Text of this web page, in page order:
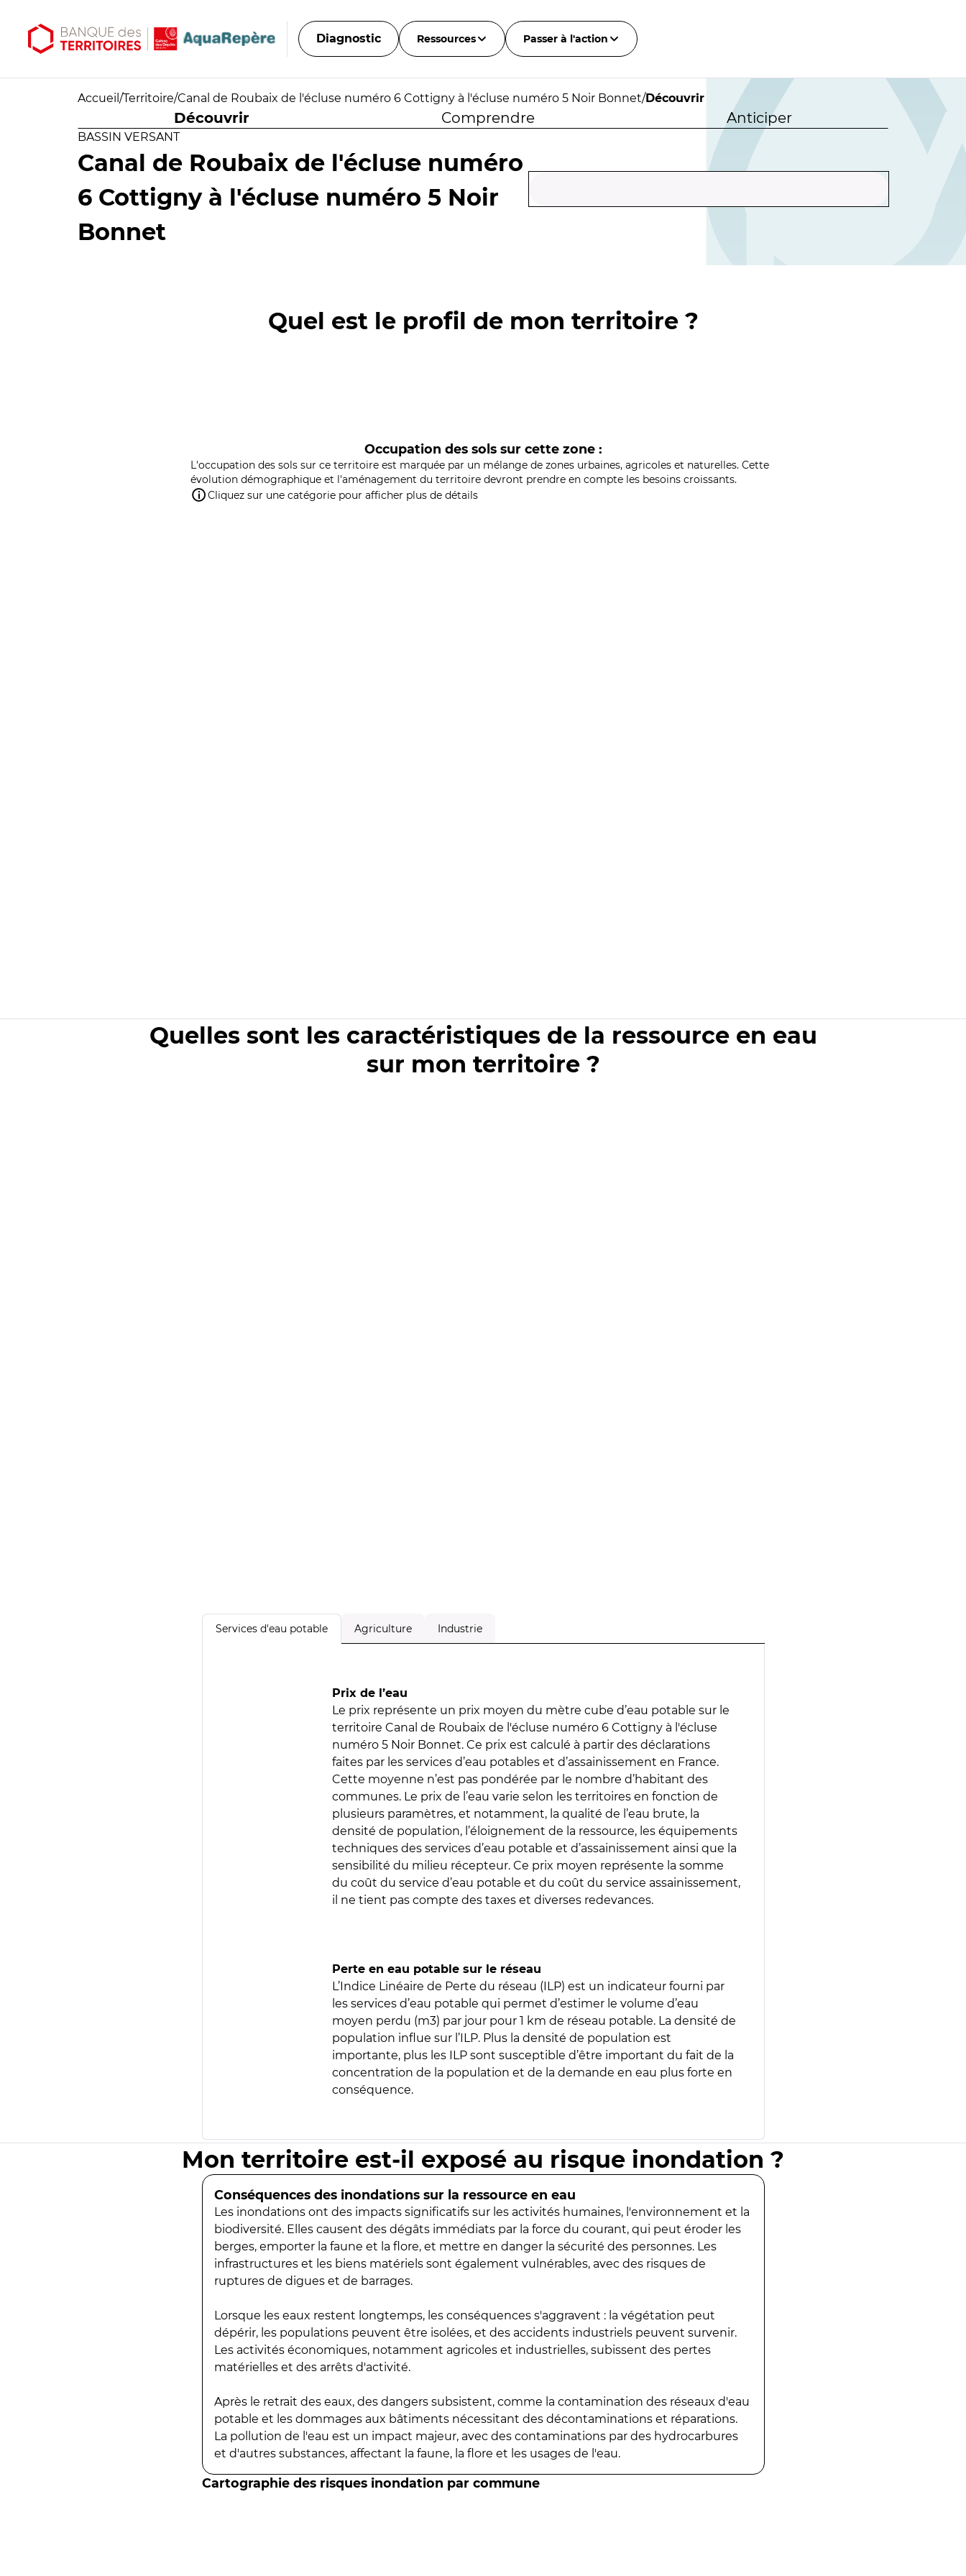
Diagnostic Ressources Passer à l'action
Accueil /Territoire/Canal de Roubaix de l'écluse numéro 6 Cottigny à l'écluse numéro 5 Noir Bonnet/Découvrir
Découvrir Comprendre Anticiper
BASSIN VERSANT
Canal de Roubaix de l'écluse numéro
6 Cottigny à l'écluse numéro 5 Noir
Bonnet
Quel est le profil de mon territoire ?
Occupation des sols sur cette zone :
L'occupation des sols sur ce territoire est marquée par un mélange de zones urbaines, agricoles et naturelles. Cette
évolution démographique et l'aménagement du territoire devront prendre en compte les besoins croissants.
Cliquez sur une catégorie pour afficher plus de détails
Quelles sont les caractéristiques de la ressource en eau
sur mon territoire ?
Services d'eau potable Agriculture Industrie
Prix de l’eau
Le prix représente un prix moyen du mètre cube d’eau potable sur le
territoire Canal de Roubaix de l'écluse numéro 6 Cottigny à l'écluse
numéro 5 Noir Bonnet. Ce prix est calculé à partir des déclarations
faites par les services d’eau potables et d’assainissement en France.
Cette moyenne n’est pas pondérée par le nombre d’habitant des
communes. Le prix de l’eau varie selon les territoires en fonction de
plusieurs paramètres, et notamment, la qualité de l’eau brute, la
densité de population, l’éloignement de la ressource, les équipements
techniques des services d’eau potable et d’assainissement ainsi que la
sensibilité du milieu récepteur. Ce prix moyen représente la somme
du coût du service d’eau potable et du coût du service assainissement,
il ne tient pas compte des taxes et diverses redevances.
Perte en eau potable sur le réseau
L’Indice Linéaire de Perte du réseau (ILP) est un indicateur fourni par
les services d’eau potable qui permet d’estimer le volume d’eau
moyen perdu (m3) par jour pour 1 km de réseau potable. La densité de
population influe sur l’ILP. Plus la densité de population est
importante, plus les ILP sont susceptible d’être important du fait de la
concentration de la population et de la demande en eau plus forte en
conséquence.
Mon territoire est-il exposé au risque inondation ?
Conséquences des inondations sur la ressource en eau
Les inondations ont des impacts significatifs sur les activités humaines, l'environnement et la
biodiversité. Elles causent des dégâts immédiats par la force du courant, qui peut éroder les
berges, emporter la faune et la flore, et mettre en danger la sécurité des personnes. Les
infrastructures et les biens matériels sont également vulnérables, avec des risques de
ruptures de digues et de barrages.
Lorsque les eaux restent longtemps, les conséquences s'aggravent : la végétation peut
dépérir, les populations peuvent être isolées, et des accidents industriels peuvent survenir.
Les activités économiques, notamment agricoles et industrielles, subissent des pertes
matérielles et des arrêts d'activité.
Après le retrait des eaux, des dangers subsistent, comme la contamination des réseaux d'eau
potable et les dommages aux bâtiments nécessitant des décontaminations et réparations.
La pollution de l'eau est un impact majeur, avec des contaminations par des hydrocarbures
et d'autres substances, affectant la faune, la flore et les usages de l'eau.
Cartographie des risques inondation par commune